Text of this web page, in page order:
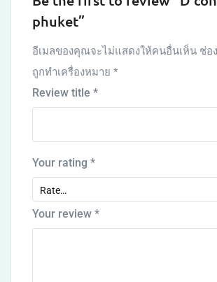
phuket”
อีเมลของคุณจะไม่แสดงให้คนอื่นเห็น ช่อ
ถูกทำเครื่องหมาย *
Review title *
Your rating *
Your review *